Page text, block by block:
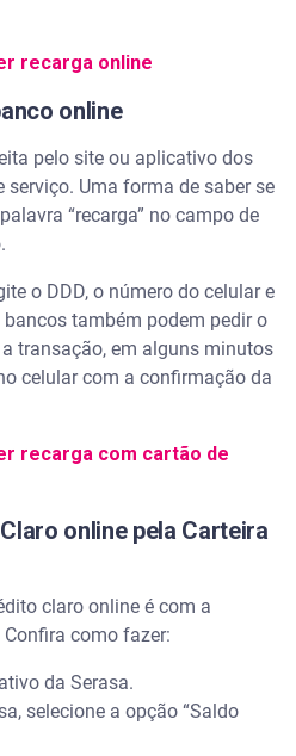
recarga online
online
pelo site ou aplicativo dos
serviço. Uma forma de saber se
“recarga” no campo de
o DDD, o número do celular e
também podem pedir o
transação, em alguns minutos
celular com a confirmação da
recarga com cartão de
online pela Carteira
claro online é com a
como fazer:
da Serasa.
selecione a opção “Saldo